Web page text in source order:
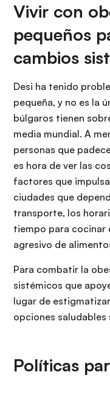
Vivir con
pequeños
cambios
Desi ha tenido
pequeña, y no es la
búlgaros tienen
media mundial. A
personas que
es hora de ver las
factores que
ciudades que
transporte, los
tiempo para cocinar
agresivo de
Para combatir la
sistémicos que
lugar de
opciones
Políticas